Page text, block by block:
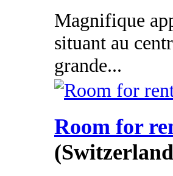
Magnifique
situant au
grande...
Room for